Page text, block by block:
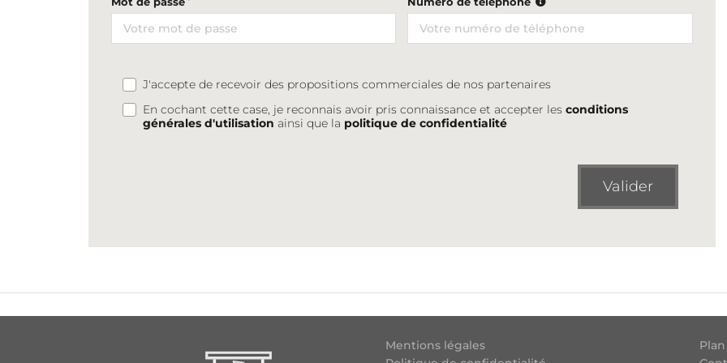
J'accepte de recevoir des propositions commerciales de nos partenaires
En cochant cette case, je reconnais avoir pris connaissance et accepter lesconditions
générales d'utilisation ainsi que la politique de confidentialité
Valider
Mentions légales